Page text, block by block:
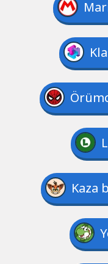
Kaza